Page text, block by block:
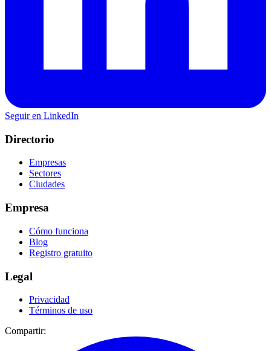
Seguir en LinkedIn
Directorio
Empresas
Sectores
Ciudades
Empresa
Cómo funciona
Blog
Registro gratuito
Legal
Privacidad
Términos de uso
Compartir: